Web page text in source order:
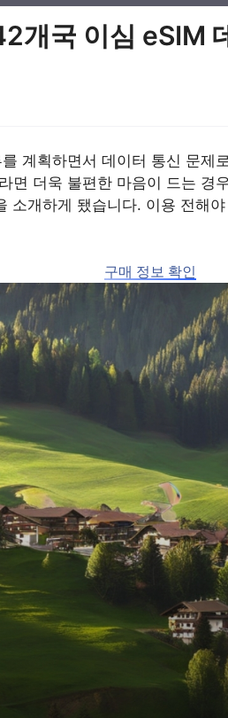
개국 이심 eSIM
계획하면서 데이터 통신 문제
면 더욱 불편한 마음이 드는 경
소개하게 됐습니다. 이용 전해
구매 정보 확인